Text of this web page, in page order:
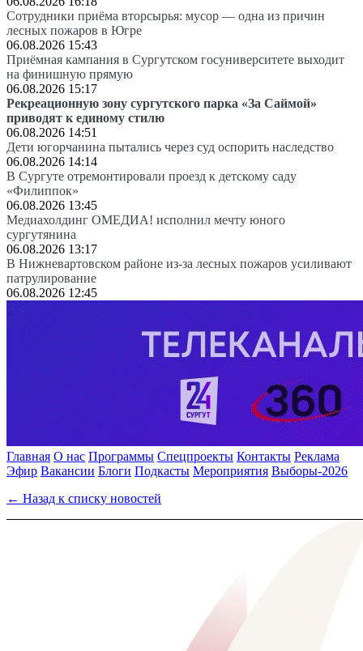
Сотрудники приёма вторсырья: мусор — одна из причин
лесных пожаров в Югре
06.08.2026 15:43
Приёмная кампания в Сургутском госуниверситете выходит
на финишную прямую
06.08.2026 15:17
Рекреационную зону сургутского парка «За Саймой»
приводят к единому стилю
06.08.2026 14:51
Дети югорчанина пытались через суд оспорить наследство
06.08.2026 14:14
В Сургуте отремонтировали проезд к детскому саду
«Филиппок»
06.08.2026 13:45
Медиахолдинг ОМЕДИА! исполнил мечту юного
сургутянина
06.08.2026 13:17
В Нижневартовском районе из-за лесных пожаров усиливают
патрулирование
06.08.2026 12:45
Главная О нас Программы Спецпроекты Контакты Реклама
Эфир Вакансии Блоги Подкасты Мероприятия Выборы-2026
← Назад к списку новостей